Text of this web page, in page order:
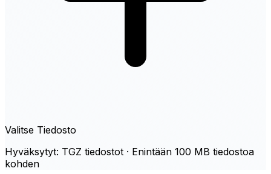
Valitse Tiedosto
Hyväksytyt: TGZ tiedostot · Enintään 100 MB tiedostoa
kohden